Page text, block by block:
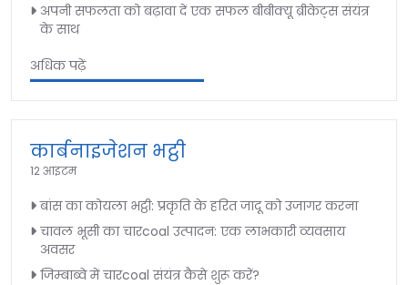
अपनी सफलता को बढ़ावा दें एक सफल बीबीक्यू ब्रीकेट्स संयंत्र
के साथ
अधिक पढ़ें
कार्बनाइजेशन भट्ठी
12 आइटम
बांस का कोयला भट्ठी: प्रकृति के हरित जादू को उजागर करना
चावल भूसी का चारcoal उत्पादन: एक लाभकारी व्यवसाय
अवसर
जिम्बाब्वे में चारcoal संयंत्र कैसे शुरू करें?